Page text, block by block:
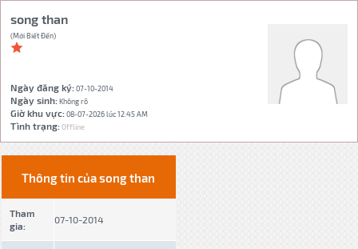
song than
(Mới Biết Đến)
Ngày đăng ký:07-10-2014
Ngày sinh: Không rõ
Giờ khu vực:08-07-2026 lúc 12:45 AM
Tình trạng:Offline
Thông tin của song than
Tham
gia:
07-10-2014